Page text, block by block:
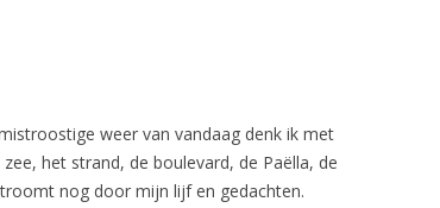
weer van vandaag denk ik met
het strand, de boulevard, de Paëlla, de
nog door mijn lijf en gedachten.